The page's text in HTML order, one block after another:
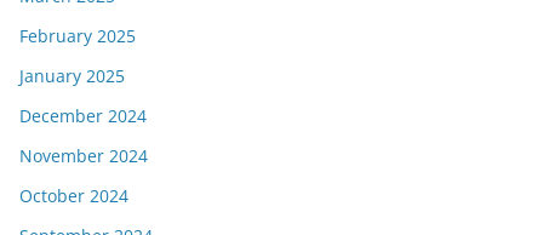
February 2025
January 2025
December 2024
November 2024
October 2024